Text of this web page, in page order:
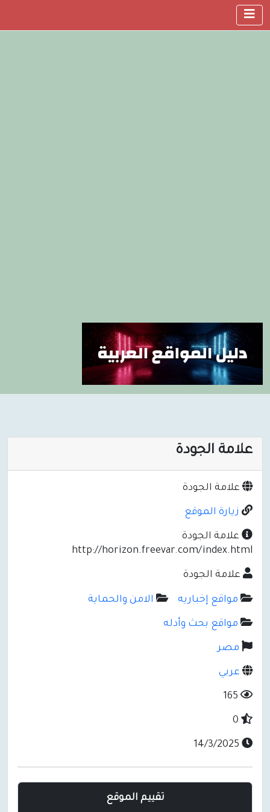
علامة الجودة
علامة الجودة
زيارة الموقع
علامة الجودة
http://horizon.freevar.com/index.html
علامة الجودة
مواقع إخباريه الامن والحماية
مواقع بحث وأدله
مصر
عربي
تقييم الموقع